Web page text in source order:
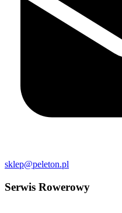
sklep@peleton.pl
Serwis Rowerowy